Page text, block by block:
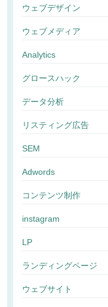
ウェブデザイン
ウェブメディア
Analytics
グロースハック
データ分析
リスティング広告
SEM
Adwords
コンテンツ制作
instagram
LP
ランディングページ
ウェブサイト